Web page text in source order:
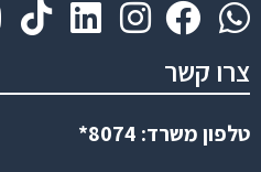
צרו קשר
טלפון משרד: 8074*